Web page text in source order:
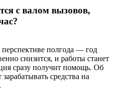
с валом вызовов,
перспективе полгода — год
снизится, и работы станет
сразу получит помощь. Об
средства на